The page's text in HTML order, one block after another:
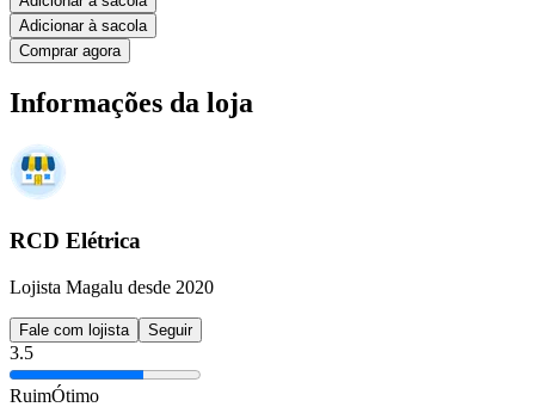
Adicionar à sacola
Comprar agora
Informações da loja
RCD Elétrica
Lojista Magalu desde 2020
Fale com lojista Seguir
3.5
RuimÓtimo